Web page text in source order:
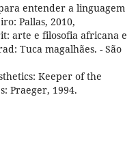
entender a linguagem
Pallas, 2010,
arte e filosofia africana e
Tuca magalhães. - São
Keeper of the
Praeger, 1994.